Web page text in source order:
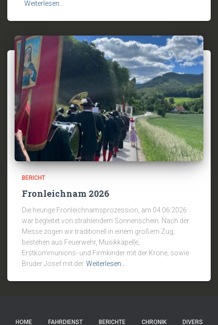
Weiterlesen…
BERICHT
Fronleichnam 2026
Die heurige Fronleichnamsprozession, am 04.06.2026
war begleitet von strahlendem Sonnenschein. Nach der
Messe zogen wir traditionell in einem großem Zug,
bestehen aus Feuerwehr, Musikkapelle,
Erstkommunions- und Firmkinder mit der Krone, sowie
Bruder Josef mit der Weiterlesen…
HOME FAHRDIENST BERICHTE CHRONIK DIVERS